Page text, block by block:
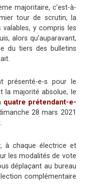
majoritaire, c’est-à-
tour de scrutin, la
y compris les
alors qu’auparavant,
du tiers des bulletins
présenté-e-s pour le
la majorité absolue, le
quatre prétendant-e-
28 mars 2021
à chaque électrice et
les modalités de vote
déplaçant au bureau
complémentaire